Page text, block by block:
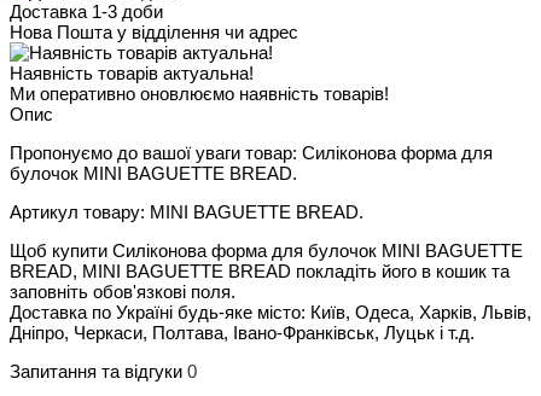
Доставка 1-3 доби
Нова Пошта у відділення чи адрес
Наявність товарів актуальна!
Ми оперативно оновлюємо наявність товарів!
Опис
Пропонуємо до вашої уваги товар: Силіконова форма для
булочок MINI BAGUETTE BREAD.
Артикул товару: MINI BAGUETTE BREAD.
Щоб купити Силіконова форма для булочок MINI BAGUETTE
BREAD, MINI BAGUETTE BREAD покладіть його в кошик та
заповніть обов'язкові поля.
Доставка по Україні будь-яке місто: Київ, Одеса, Харків, Львів,
Дніпро, Черкаси, Полтава, Івано-Франківськ, Луцьк і т.д.
Запитання та відгуки 0